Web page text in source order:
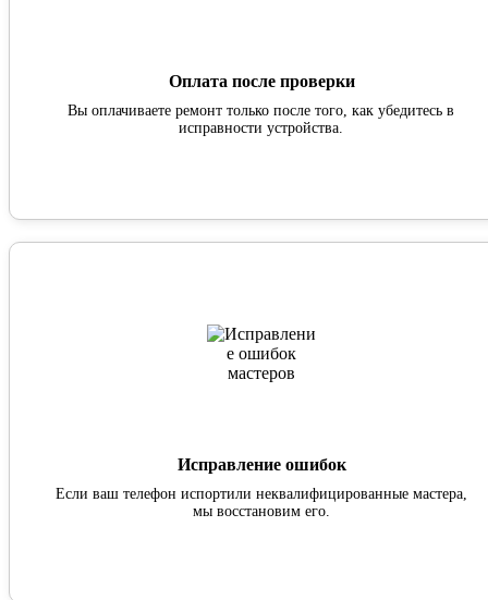
Оплата после проверки
Вы оплачиваете ремонт только после того, как убедитесь в
исправности устройства.
Исправление ошибок
Если ваш телефон испортили неквалифицированные мастера,
мы восстановим его.